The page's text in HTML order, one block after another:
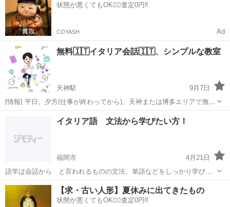
状態が悪くてもOK🙆‍♀️査定0円‼️
COYASH Ad
無料🇮🇹イタリア会話🇮🇹、シンプルな教室
天神駅
9月7日
[情報] 平日、夕方(仕事が終わってから)、天神または博多エリアで無料
会話または言語の最初照会等行います。 場所は毎回、ご相談の上、決
める事。 時間は40分位。 [条件] 21歳以上の方のみお願い致します。
天神駅 イタリア語 無料
イタリア語 文法から学びたい方！
福岡市
4月21日
語学は会話から と言われるものの文法、単語などをしっかり学びた
い方。イタリアナポリにて3年間滞在しましたが、語学学校にも通って
おり、文法理解、説明には自信があります。 イタリア語文法、構成の
基礎から学びたい方のための1時間の...
福岡 福岡市 イタリア語 講座
【求・古い人形】夏休みに出てきたもの
状態が悪くてもOK🙆‍♀️査定0円‼️